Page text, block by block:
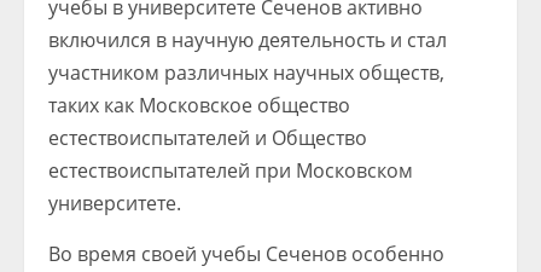
учебы в университете Сеченов активно
включился в научную деятельность и стал
участником различных научных обществ,
таких как Московское общество
естествоиспытателей и Общество
естествоиспытателей при Московском
университете.
Во время своей учебы Сеченов особенно